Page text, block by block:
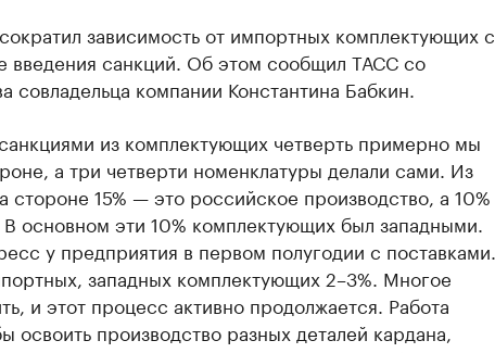
зависимость от импортных комплектующих с
введения санкций. Об этом сообщил ТАСС со
совладельца компании Константина Бабкин.
из комплектующих четверть примерно мы
а три четверти номенклатуры делали сами. Из
стороне 15% — это российское производство, а 10%
основном эти 10% комплектующих был западными.
у предприятия в первом полугодии с поставками.
западных комплектующих 2–3%. Многое
и этот процесс активно продолжается. Работа
освоить производство разных деталей кардана,